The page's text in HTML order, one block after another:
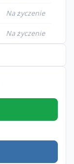
Na życzenie
Na życzenie